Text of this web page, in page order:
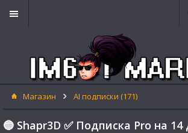
Магазин AI подписки (171)
🔵 Shapr3D ✅ Подписка Pro на 14